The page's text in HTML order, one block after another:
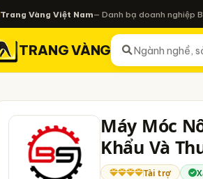
Trang Vàng Việt Nam— Danh bạ doanh nghiệp
TRANG VÀNG
Máy Móc
Khẩu Và
Tài trợ